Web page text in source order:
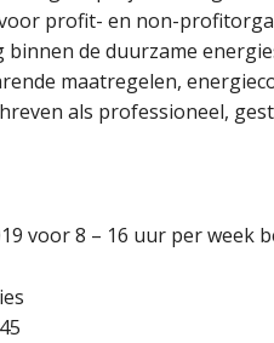
profit- en non-
binnen de duurzame
maatregelen,
als professioneel,
voor 8 – 16 uur per week